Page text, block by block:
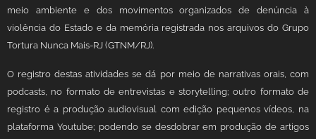
meio ambiente e dos movimentos organizados de denúncia à
violência do Estado e da memória registrada nos arquivos do Grupo
Tortura Nunca Mais-RJ (GTNM/RJ).
O registro destas atividades se dá por meio de narrativas orais, com
podcasts, no formato de entrevistas e storytelling; outro formato de
registro é a produção audiovisual com edição pequenos vídeos, na
plataforma Youtube; podendo se desdobrar em produção de artigos